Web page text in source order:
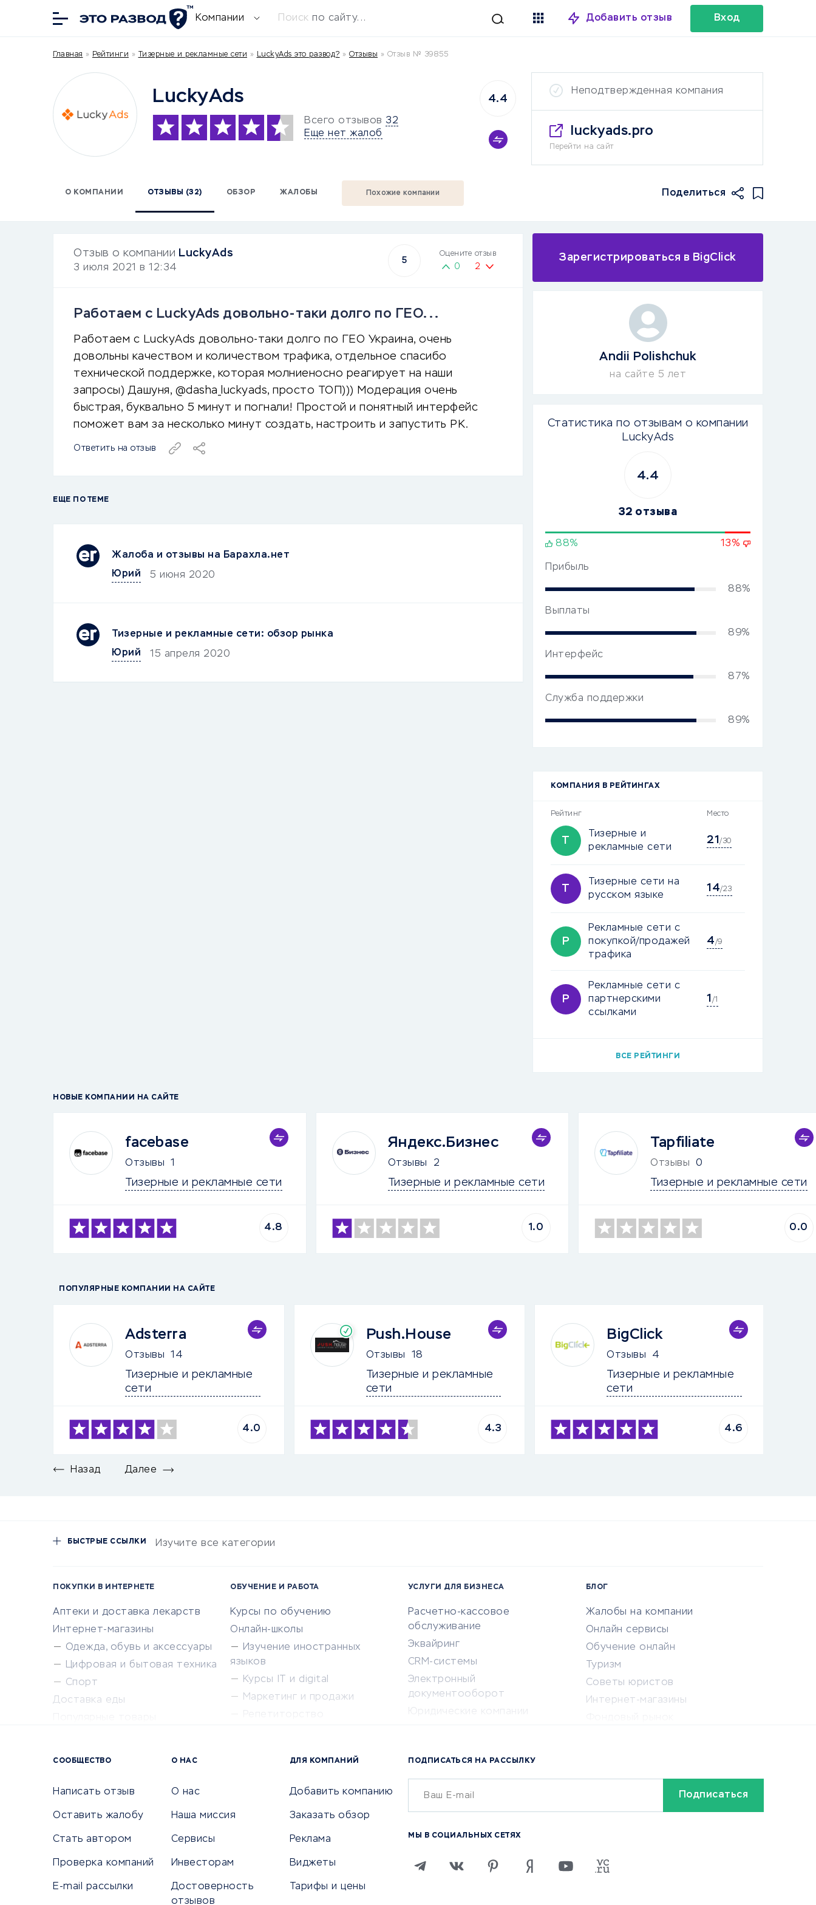
Компании Поиск по сайту... Добавить отзыв Вход
Главная » Рейтинги » Тизерные и рекламные сети » LuckyAds это развод? » Отзывы » Отзыв № 39855
LuckyAds
Всего отзывов 32
Еще нет жалоб
4.4
Неподтвержденная компания
luckyads.pro
Перейти на сайт
О КОМПАНИИ ОТЗЫВЫ (32) ОБЗОР ЖАЛОБЫ Похожие компании Поделиться
Отзыв о компании LuckyAds
3 июля 2021 в 12:34
5
Оцените отзыв
0 2
Работаем с LuckyAds довольно-таки долго по ГЕО...
Работаем с LuckyAds довольно-таки долго по ГЕО Украина, очень
довольны качеством и количеством трафика, отдельное спасибо
технической поддержке, которая молниеносно реагирует на наши
запросы) Дашуня, @dasha_luckyads, просто ТОП))) Модерация очень
быстрая, буквально 5 минут и погнали! Простой и понятный интерфейс
поможет вам за несколько минут создать, настроить и запустить РК.
Ответить на отзыв
ЕЩЕ ПО ТЕМЕ
Жалоба и отзывы на Барахла.нет
Юрий
5 июня 2020
Тизерные и рекламные сети: обзор рынка
Юрий
15 апреля 2020
Зарегистрироваться в BigClick
Andii Polishchuk
на сайте 5 лет
Статистика по отзывам о компании
LuckyAds
4.4
32 отзыва
88% 13%
Прибыль
88%
Выплаты
89%
Интерфейс
87%
Служба поддержки
89%
КОМПАНИЯ В РЕЙТИНГАХ
Рейтинг Место
Т
Тизерные и
рекламные сети
21 /30
Т
Тизерные сети на
русском языке
14/23
Р
Рекламные сети с
покупкой/продажей
трафика
4/9
Р
Рекламные сети с
партнерскими
ссылками
1 /1
ВСЕ РЕЙТИНГИ
НОВЫЕ КОМПАНИИ НА САЙТЕ
facebase
Отзывы 1
Тизерные и рекламные сети
4.8
Яндекс.Бизнес
Отзывы 2
Тизерные и рекламные сети
1.0
Tapfiliate
Отзывы 0
Тизерные и рекламные сети
0.0
ПОПУЛЯРНЫЕ КОМПАНИИ НА САЙТЕ
Adsterra
Отзывы 14
Тизерные и рекламные
сети
4.0
Push.House
Отзывы 18
Тизерные и рекламные
сети
4.3
BigClick
Отзывы 4
Тизерные и рекламные
сети
4.6
Назад Далее
БЫСТРЫЕ ССЫЛКИ Изучите все категории
ПОКУПКИ В ИНТЕРНЕТЕ
Аптеки и доставка лекарств
Интернет-магазины
Одежда, обувь и аксессуары
Цифровая и бытовая техника
Спорт
Доставка еды
ОБУЧЕНИЕ И РАБОТА
Курсы по обучению
Онлайн-школы
Изучение иностранных
языков
Курсы IT и digital
Маркетинг и продажи
Университеты
УСЛУГИ ДЛЯ БИЗНЕСА
Расчетно-кассовое
обслуживание
Эквайринг
CRM-системы
Электронный
документооборот
Юридические компании
Бухгалтерия онлайн
Онлайн-кассы
SERM
Кредитные карты
Покупка билетов
БЛОГ
Жалобы на компании
Онлайн сервисы
Обучение онлайн
Туризм
Советы юристов
Интернет-магазины
СООБЩЕСТВО
Написать отзыв
Оставить жалобу
Стать автором
Проверка компаний
E-mail рассылки
О НАС
О нас
Наша миссия
Сервисы
Инвесторам
Достоверность
отзывов
ДЛЯ КОМПАНИЙ
Добавить компанию
Заказать обзор
Реклама
Виджеты
Тарифы и цены
ПОДПИСАТЬСЯ НА РАССЫЛКУ
МЫ В СОЦИАЛЬНЫХ СЕТЯХ